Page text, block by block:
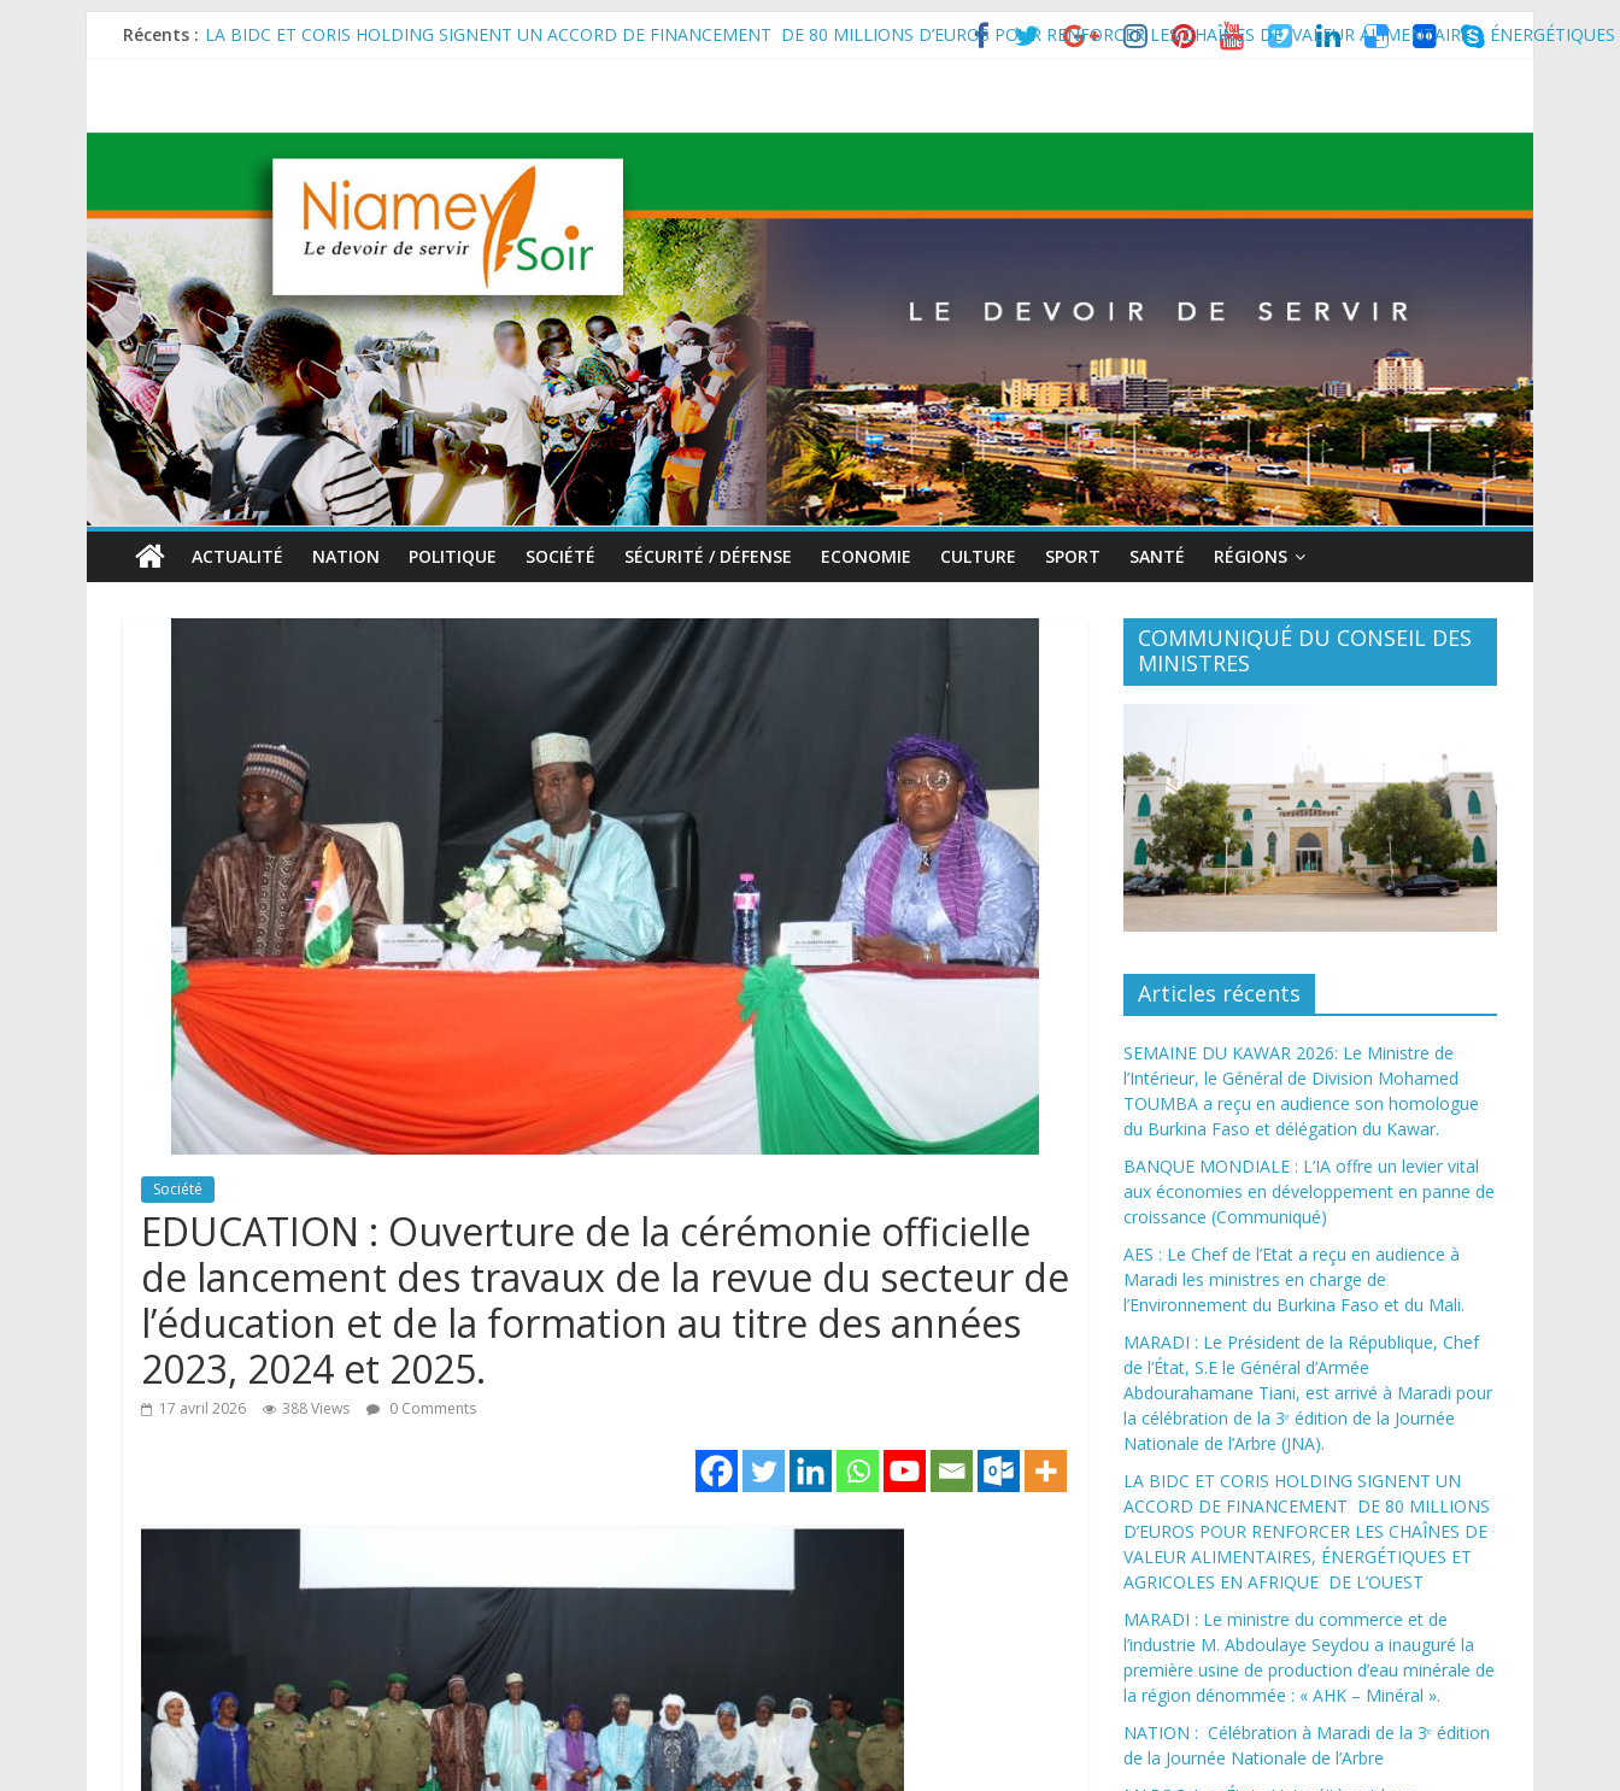
Récents : MARADI : Le Président de la République, Chef de l’État, S.E le Général d’Armée Abdourahamane Tiani, est arrivé à Maradi pour la célébration de la 3ᵉ édition de la Journée Nationale
SEMAINE DU KAWAR 2026: Le Ministre de l’Intérieur, le Général de Division Mohamed TOUMBA a reçu en audience son homologue du Burkina Faso et délégation du Kawar.
BANQUE MONDIALE : L’IA offre un levier vital aux économies en développement en panne de croissance (Communiqué)
AES : Le Chef de l’Etat a reçu en audience à Maradi les ministres en charge de l’Environnement du Burkina Faso et du Mali.
ACTUALITÉ NATION POLITIQUE SOCIÉTÉ SÉCURITÉ / DÉFENSE ECONOMIE CULTURE SPORT SANTÉ RÉGIONS
Société
EDUCATION : Ouverture de la cérémonie officielle
de lancement des travaux de la revue du secteur de
l’éducation et de la formation au titre des années
2023, 2024 et 2025.
17 avril 2026 388 Views 0 Comments
COMMUNIQUÉ DU CONSEIL DES
MINISTRES
Articles récents
SEMAINE DU KAWAR 2026: Le Ministre de
l’Intérieur, le Général de Division Mohamed
TOUMBA a reçu en audience son homologue
du Burkina Faso et délégation du Kawar.
BANQUE MONDIALE : L’IA offre un levier vital
aux économies en développement en panne de
croissance (Communiqué)
AES : Le Chef de l’Etat a reçu en audience à
Maradi les ministres en charge de
l’Environnement du Burkina Faso et du Mali.
MARADI : Le Président de la République, Chef
de l’État, S.E le Général d’Armée
Abdourahamane Tiani, est arrivé à Maradi pour
la célébration de la 3ᵉ édition de la Journée
Nationale de l’Arbre (JNA).
LA BIDC ET CORIS HOLDING SIGNENT UN
ACCORD DE FINANCEMENT DE 80 MILLIONS
D’EUROS POUR RENFORCER LES CHAÎNES DE
VALEUR ALIMENTAIRES, ÉNERGÉTIQUES ET
AGRICOLES EN AFRIQUE DE L’OUEST
MARADI : Le ministre du commerce et de
l’industrie M. Abdoulaye Seydou a inauguré la
première usine de production d’eau minérale de
la région dénommée : « AHK – Minéral ».
NATION : Célébration à Maradi de la 3ᵉ édition
de la Journée Nationale de l’Arbre